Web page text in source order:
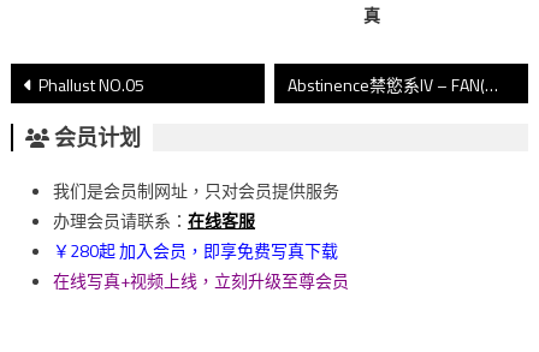
真
文
章
導
覽
Phallust NO.05 Abstinence禁慾系IV – FAN(上)
会员计划
我们是会员制网址，只对会员提供服务
办理会员请联系： 在线客服
￥280起 加入会员，即享免费写真下载
在线写真+视频上线，立刻升级至尊会员